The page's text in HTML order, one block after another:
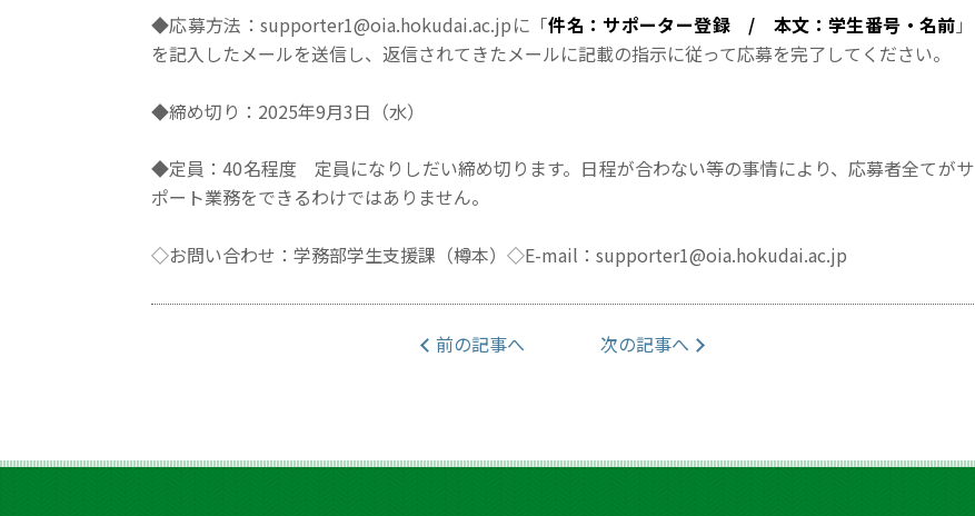
◆応募方法：supporter1@oia.hokudai.ac.jpに「件名：サポーター登録 / 本文：学生番号・名前 」
を記入したメールを送信し、返信されてきたメールに記載の指示に従って応募を完了してください。
◆締め切り：2025年9月3日（水）
◆定員：40名程度 定員になりしだい締め切ります。日程が合わない等の事情により、応募者全てがサ
ポート業務をできるわけではありません。
◇お問い合わせ：学務部学生支援課（樽本）◇E-mail：supporter1@oia.hokudai.ac.jp
前の記事へ 次の記事へ